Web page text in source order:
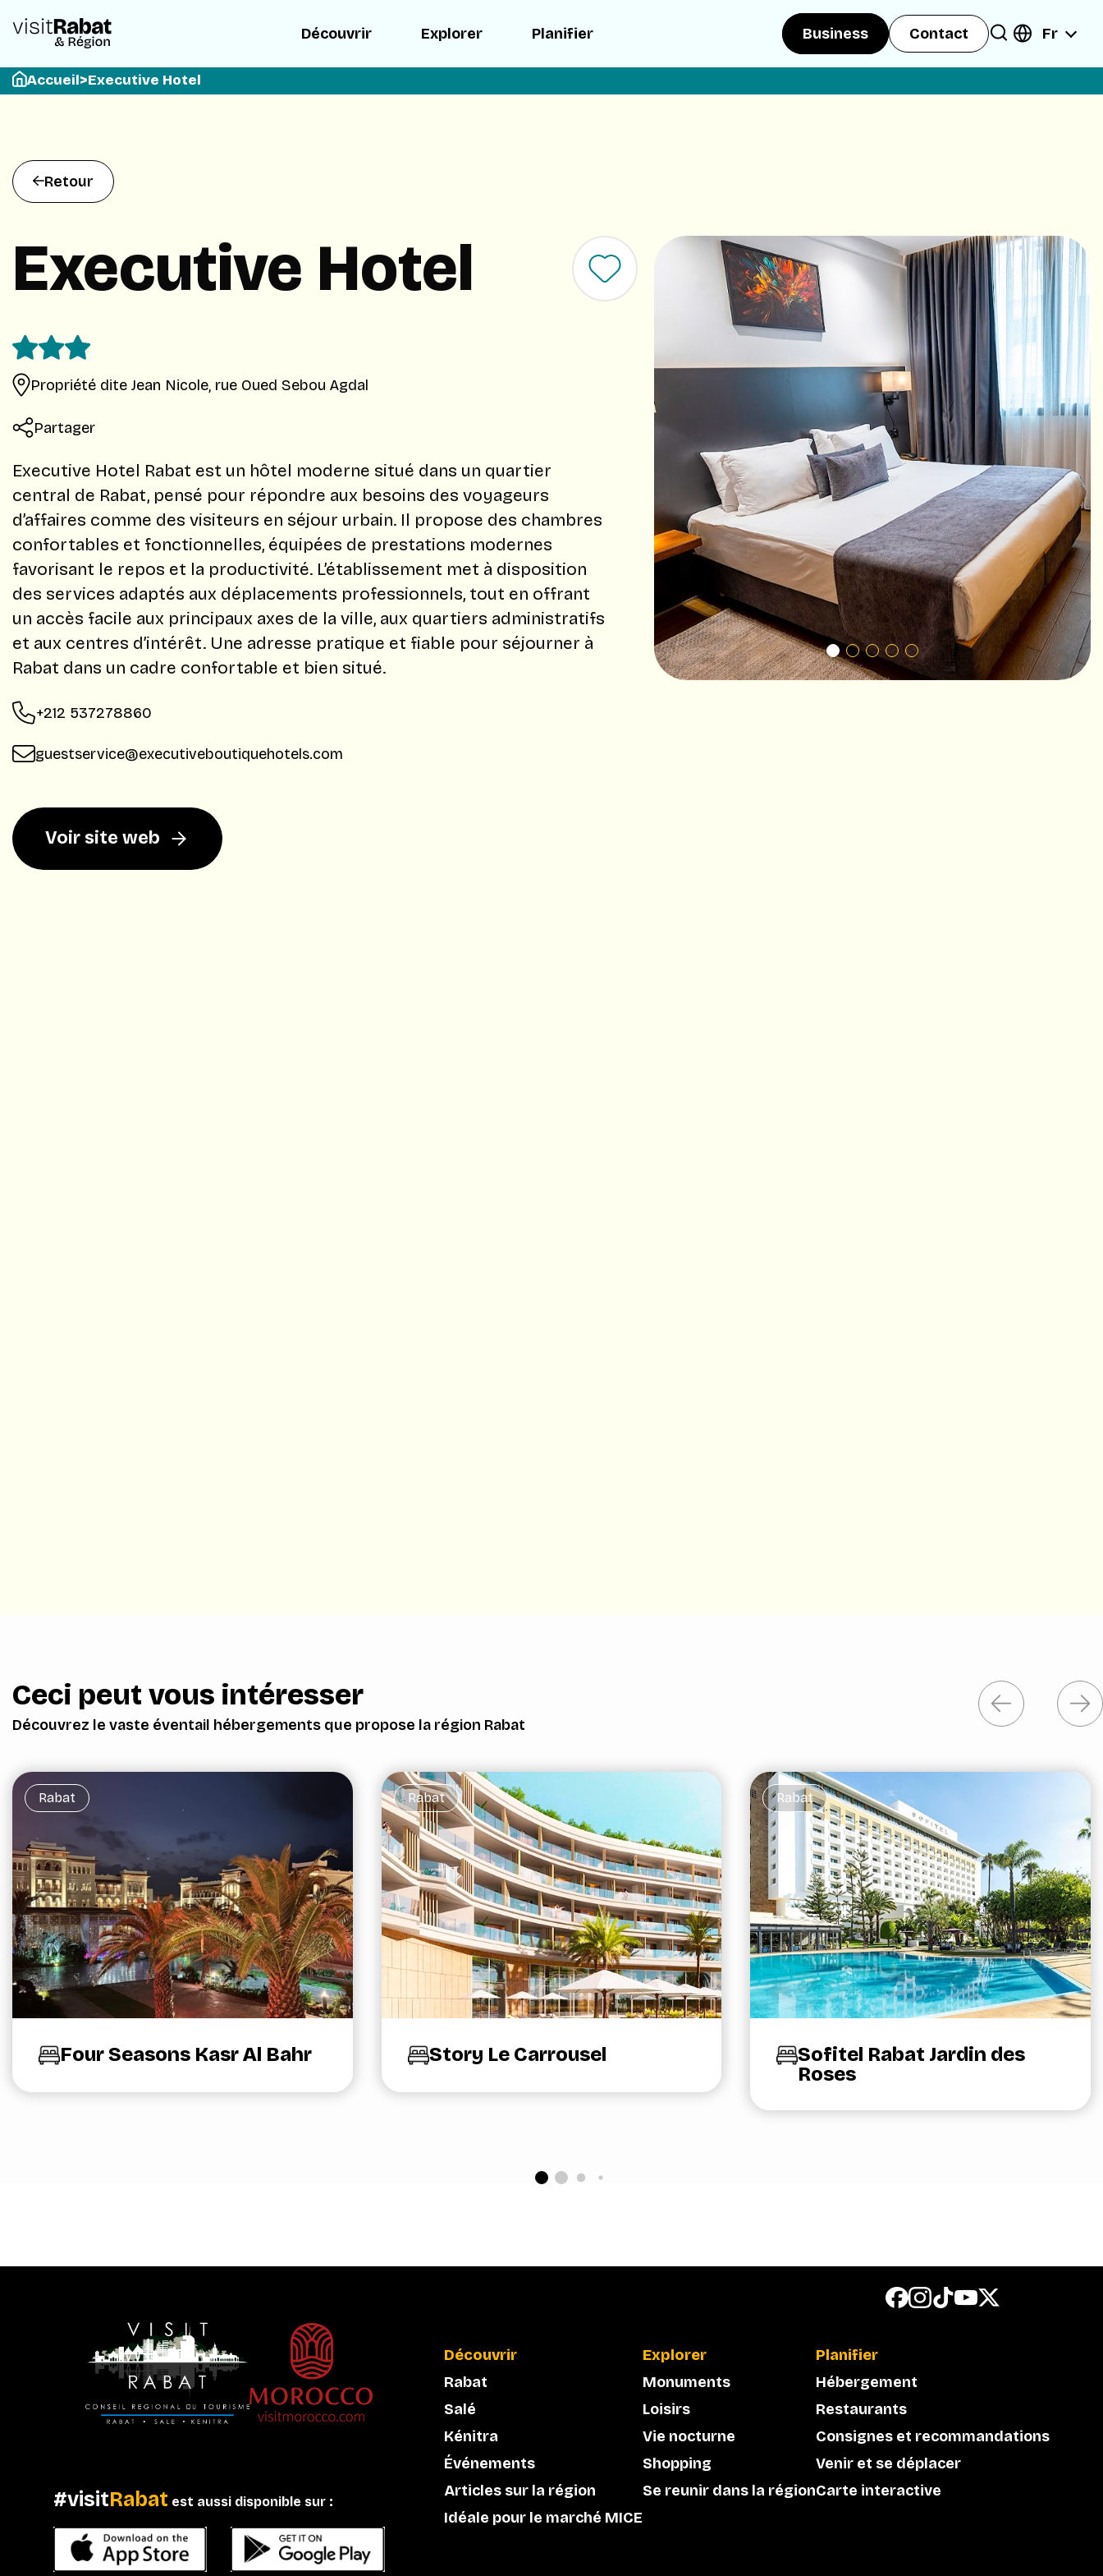
Découvrir Explorer Planifier Business Contact Fr
Accueil>Executive Hotel
Retour
Executive Hotel
Propriété dite Jean Nicole, rue Oued Sebou Agdal
Partager
Executive Hotel Rabat est un hôtel moderne situé dans un quartier
central de Rabat, pensé pour répondre aux besoins des voyageurs
d’affaires comme des visiteurs en séjour urbain. Il propose des chambres
confortables et fonctionnelles, équipées de prestations modernes
favorisant le repos et la productivité. L’établissement met à disposition
des services adaptés aux déplacements professionnels, tout en offrant
un accès facile aux principaux axes de la ville, aux quartiers administratifs
et aux centres d’intérêt. Une adresse pratique et fiable pour séjourner à
Rabat dans un cadre confortable et bien situé.
+212 537278860
guestservice@executiveboutiquehotels.com
Voir site web
Ceci peut vous intéresser
Découvrez le vaste éventail hébergements que propose la région Rabat
Rabat
Four Seasons Kasr Al Bahr
Rabat
Story Le Carrousel
Rabat
Sofitel Rabat Jardin des
Roses
#visitRabat est aussi disponible sur :
Découvrir
Rabat
Salé
Kénitra
Événements
Articles sur la région
Idéale pour le marché MICE
Explorer
Monuments
Loisirs
Vie nocturne
Shopping
Se reunir dans la région
Planifier
Hébergement
Restaurants
Consignes et recommandations
Venir et se déplacer
Carte interactive